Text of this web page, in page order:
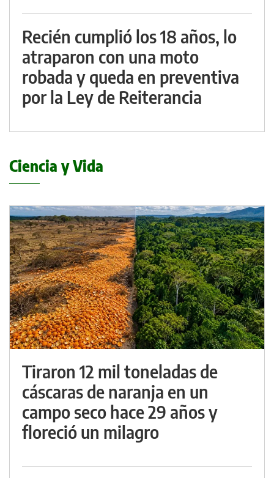
Recién cumplió los 18 años, lo
atraparon con una moto
robada y queda en preventiva
por la Ley de Reiterancia
Ciencia y Vida
Tiraron 12 mil toneladas de
cáscaras de naranja en un
campo seco hace 29 años y
floreció un milagro